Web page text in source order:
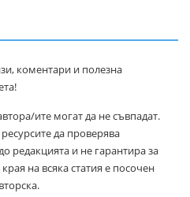
коментари и полезна
ите могат да не съвпадат.
да проверява
редакцията и не гарантира за
на всяка статия е посочен